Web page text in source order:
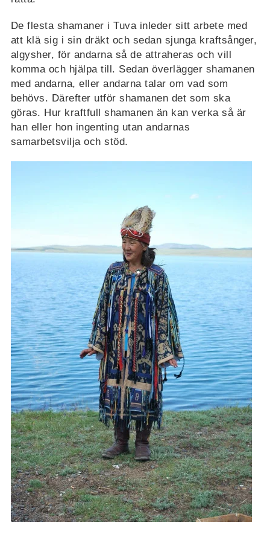
De flesta shamaner i Tuva inleder sitt arbete med
att klä sig i sin dräkt och sedan sjunga kraftsånger,
algysher, för andarna så de attraheras och vill
komma och hjälpa till. Sedan överlägger shamanen
med andarna, eller andarna talar om vad som
behövs. Därefter utför shamanen det som ska
göras. Hur kraftfull shamanen än kan verka så är
han eller hon ingenting utan andarnas
samarbetsvilja och stöd.